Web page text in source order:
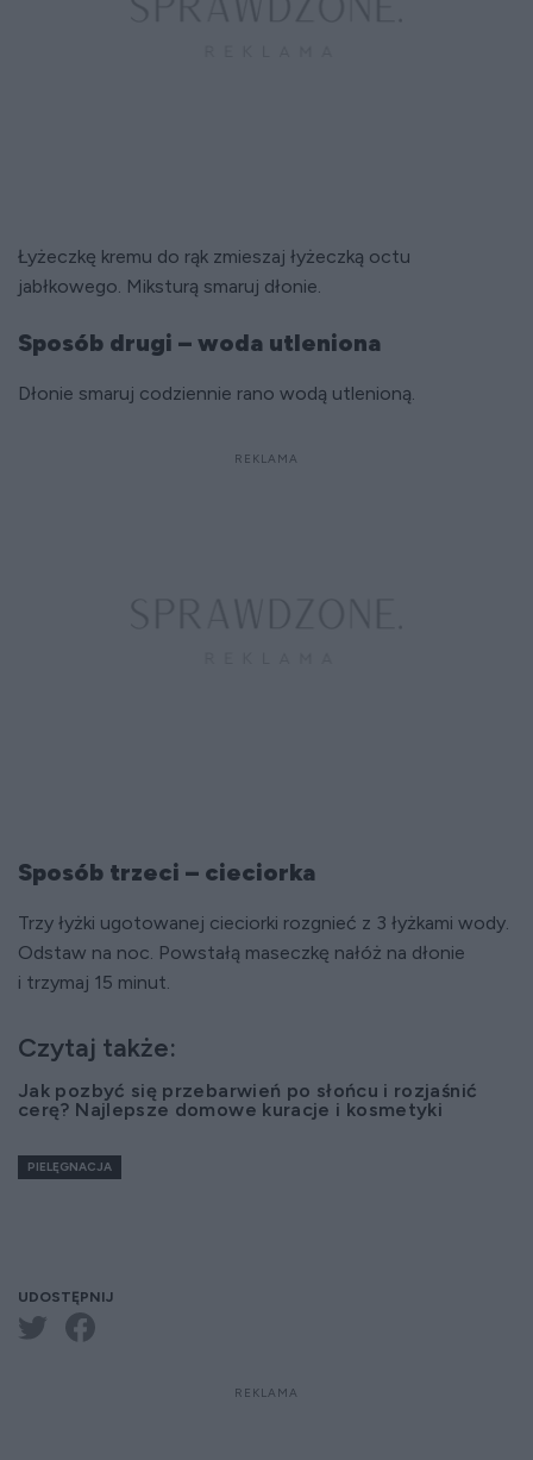
Łyżeczkę kremu do rąk zmieszaj łyżeczką octu
jabłkowego. Miksturą smaruj dłonie.
Sposób drugi – woda utleniona
Dłonie smaruj codziennie rano wodą utlenioną.
Sposób trzeci – cieciorka
Trzy łyżki ugotowanej cieciorki rozgnieć z 3 łyżkami wody.
Odstaw na noc. Powstałą maseczkę nałóż na dłonie
i trzymaj 15 minut.
Czytaj także:
Jak pozbyć się przebarwień po słońcu i rozjaśnić
cerę? Najlepsze domowe kuracje i kosmetyki
PIELĘGNACJA
UDOSTĘPNIJ